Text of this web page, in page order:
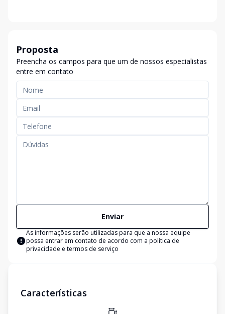
Proposta
Preencha os campos para que um de nossos especialistas
entre em contato
Enviar
As informações serão utilizadas para que a nossa equipe
possa entrar em contato de acordo com a política de
privacidade e termos de serviço
Características